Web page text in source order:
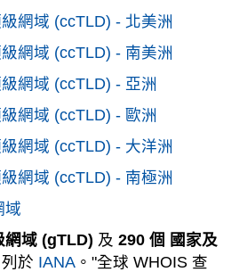
網域 (ccTLD) - 北美洲
網域 (ccTLD) - 南美洲
網域 (ccTLD) - 亞洲
網域 (ccTLD) - 歐洲
網域 (ccTLD) - 大洋洲
網域 (ccTLD) - 南極洲
域
網域 (gTLD) 及 290 個 國家及
列於 IANA 。"全球 WHOIS 查